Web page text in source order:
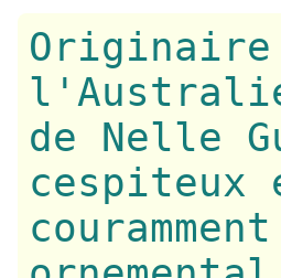
de Nelle
cespiteux